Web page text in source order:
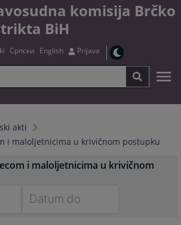
komisija Brčko
BiH
Српски English Prijava
akti
i maloljetnicima u krivičnom postupku
i maloljetnicima u krivičnom